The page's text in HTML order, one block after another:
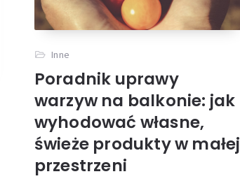
Inne
Poradnik uprawy
warzyw na balkonie: jak
wyhodować własne,
świeże produkty w małej
przestrzeni